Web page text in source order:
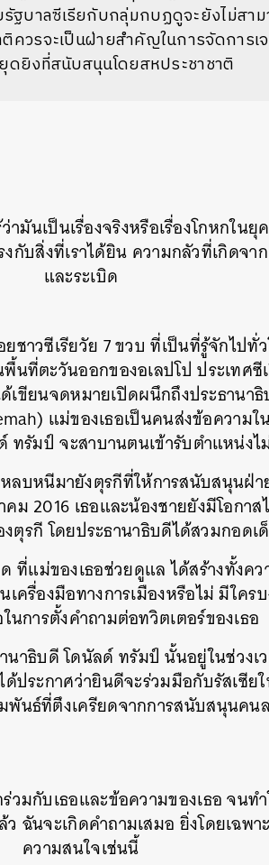
บาลซีเรียกับกลุ่มกบฏดูจะยังไม่สา
ควรจะเป็นฝ่ายสำคัญในการจัดการเ
ดยิงที่สนับสนุนโดยสหประชาชาติ
นเป็นเรื่องจริงหรือเรื่องโกหกใน
กับสิ่งที่เราได้ยิน ความกลัวที่เกิดจา
และระเบิด
ชาวซีเรียวัย 7 ขวบ ที่เป็นที่รู้จักไป
ที่ตะวันออกของอเลปโป ประเทศซี
ด้เขียนจดหมายเปิดผนึกถึงประธาน
แม่ของเธอเป็นคนส่งข้อความ
ทรัมป์ จะสาบานตนเข้ารับตำแหน่ง
บหนีมายังตุรกีที่ให้การสนับสนุนฝ่า
ม 2016 เธอและน้องชายยังมีโอกา
ตุรกี โดยประธานาธิบดีได้สวมกอด
ที่แม่ของเธอช่วยดูแล ได้สร้างทั้งค
ครื่องมือทางการเมืองหรือไม่ มีใค
นการตั้งคำถามต่อทวิตเตอร์ของเธอ
าธิบดี โดนัลด์ ทรัมป์ นั้นอยู่ในช่วงเ
ประกาศว่ายินดีจะร่วมมือกับรัสเซีย
นธ์ที่ตึงเครียดจากการสนับสนุนคน
วมกับเธอและข้อความของเธอ จนท
ฉันจะเกิดคำถามเสมอ ยิ่งโดยเฉพา
ความสนใจเช่นนี้